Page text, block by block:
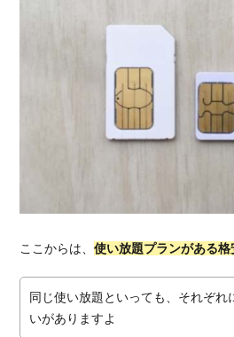
最大
ータ
金で
ここからは、使い放題プランがある格
同じ使い放題といっても、それぞれ
いがありますよ